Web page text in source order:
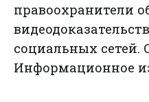
правоохранители
социальных сетей.
Информационное